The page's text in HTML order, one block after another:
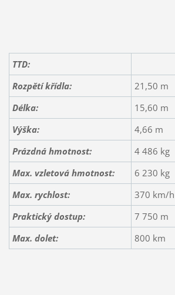
TTD:
Rozpětí křídla:
21,50 m
Délka:
15,60 m
Výška:
4,66 m
Prázdná hmotnost:
4 486 kg
Max. vzletová hmotnost:
6 230 kg
Max. rychlost:
370 km/h
Praktický dostup:
7 750 m
Max. dolet:
800 km